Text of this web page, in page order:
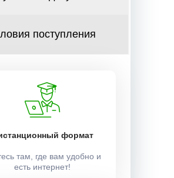
поступления
формат
там, где вам удобно и
есть интернет!